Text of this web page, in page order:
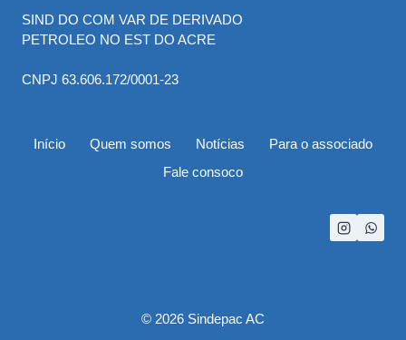
SIND DO COM VAR DE DERIVADO
PETROLEO NO EST DO ACRE
CNPJ 63.606.172/0001-23
Início Quem somos Notícias
Para o associado
Fale consoco
© 2026 Sindepac AC